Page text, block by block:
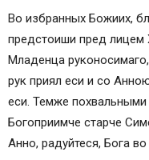
Молитвы святым
Память: 25 июля / 7
сентября, 9
Тропарь праведным
Кондак праведным
Молитва первая
Молитва вторая
Во избранных Божиих,
предстоиши пред лицем
Младенца
рук приял еси и со
еси. Темже
Богоприимче старче
Анно, радуйтеся, Бога